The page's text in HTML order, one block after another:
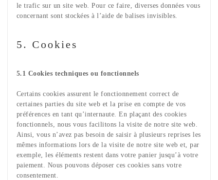
le trafic sur un site web. Pour ce faire, diverses données vous
concernant sont stockées à l’aide de balises invisibles.
5. Cookies
5.1 Cookies techniques ou fonctionnels
Certains cookies assurent le fonctionnement correct de
certaines parties du site web et la prise en compte de vos
préférences en tant qu’internaute. En plaçant des cookies
fonctionnels, nous vous facilitons la visite de notre site web.
Ainsi, vous n’avez pas besoin de saisir à plusieurs reprises les
mêmes informations lors de la visite de notre site web et, par
exemple, les éléments restent dans votre panier jusqu’à votre
paiement. Nous pouvons déposer ces cookies sans votre
consentement.